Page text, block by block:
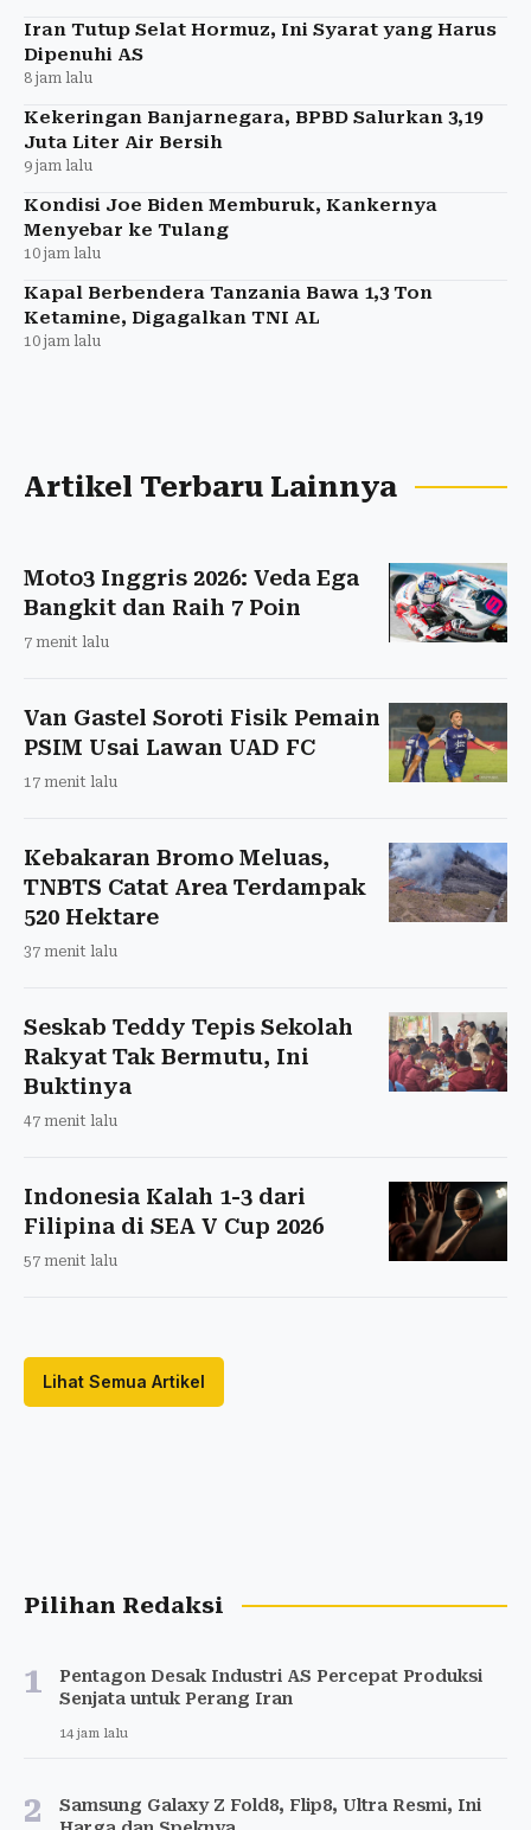
Iran Tutup Selat Hormuz, Ini Syarat yang Harus
Dipenuhi AS
8 jam lalu
Kekeringan Banjarnegara, BPBD Salurkan 3,19
Juta Liter Air Bersih
9 jam lalu
Kondisi Joe Biden Memburuk, Kankernya
Menyebar ke Tulang
10 jam lalu
Kapal Berbendera Tanzania Bawa 1,3 Ton
Ketamine, Digagalkan TNI AL
10 jam lalu
Artikel Terbaru Lainnya
Moto3 Inggris 2026: Veda Ega
Bangkit dan Raih 7 Poin
7 menit lalu
Van Gastel Soroti Fisik Pemain
PSIM Usai Lawan UAD FC
17 menit lalu
Kebakaran Bromo Meluas,
TNBTS Catat Area Terdampak
520 Hektare
37 menit lalu
Seskab Teddy Tepis Sekolah
Rakyat Tak Bermutu, Ini
Buktinya
47 menit lalu
Indonesia Kalah 1-3 dari
Filipina di SEA V Cup 2026
57 menit lalu
Lihat Semua Artikel
Pilihan Redaksi
1
Pentagon Desak Industri AS Percepat Produksi
Senjata untuk Perang Iran
14 jam lalu
2
Samsung Galaxy Z Fold8, Flip8, Ultra Resmi, Ini